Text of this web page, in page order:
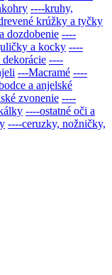
----kruhy,
krúžky a tyčky
dozdobenie ----
a kocky ----
----
---Macramé ----
a anjelské
zvonenie ----
----ostatné oči a
----ceruzky, nožničky,